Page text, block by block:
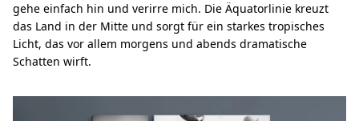
gehe einfach hin und verirre mich. Die Äquatorlinie kreuzt
das Land in der Mitte und sorgt für ein starkes tropisches
Licht, das vor allem morgens und abends dramatische
Schatten wirft.